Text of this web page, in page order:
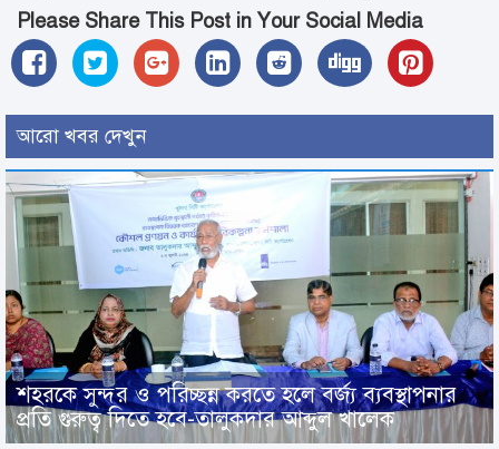
Please Share This Post in Your Social Media
আরো খবর দেখুন
শহরকে সুন্দর ও পরিচ্ছন্ন করতে হলে বর্জ্য ব্যবস্থাপনার
প্রতি গুরুত্ব দিতে হবে-তালুকদার আব্দুল খালেক